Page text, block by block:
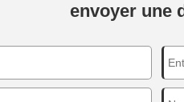
envoyer une